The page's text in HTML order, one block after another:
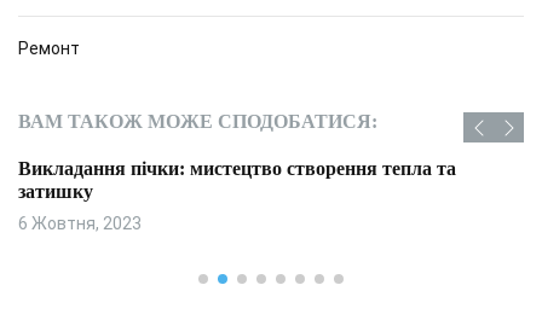
Ремонт
ВАМ ТАКОЖ МОЖЕ СПОДОБАТИСЯ:
Викладання пічки: мистецтво створення тепла та
затишку
6 Жовтня, 2023